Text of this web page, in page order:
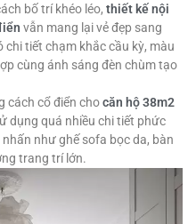
bố trí khéo léo, thiết kế nội
vẫn mang lại vẻ đẹp sang
tiết chạm khắc cầu kỳ, màu
cùng ánh sáng đèn chùm tạo
cách cổ điển chocăn hộ 38m2
dụng quá nhiều chi tiết phức
như ghế sofa bọc da, bàn
trang trí lớn.